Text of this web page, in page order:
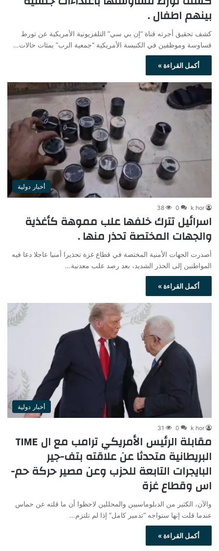
بينهم اطفال .
كشف تحقيق أجرته قناة “إن بي سي” التلفزيونية الأمريكية عن تورط
قساوسة وموظفين في الكنيسة الأمريكية “جمعية الرب” بمئات حالات…
أكمل القراءة »
أخبار دولية
k hor
0
38
اسرائيل تترك خلفها علب مموهة كأغذية
والجهات المختصة تحذر منها .
أصدرت الجهات الأمنية المختصة في قطاع غزة تحذيرا أمنيا عاجلا دعا فيه
المواطنين إلى الحذر الشديد، بعد رصد علب معدنية…
أكمل القراءة »
أخبار دولية
k hor
0
31
مقابلة الرئيس الأمريكي ترامب مع ال TIME
البريطانية متحدثا عن علاقته بتف-جير
البايجرات التابعة للحزب وعن مصير حركة حم-
اس وقطاع غزة
والآن، الكثير من الدبلوماسيين والمحللين لاحظوا أن ما قلته عن حماس
عندما قلت إنها ستواجه “تدمير كامل” إذا لم تلتزم…
أكمل القراءة »